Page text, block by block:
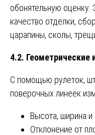
обонятельную оценку.
качество отделки,
царапины, сколы,
4.2. Геометрические
С помощью рулеток,
поверочных линеек
Высота, ширина и
Отклонение от